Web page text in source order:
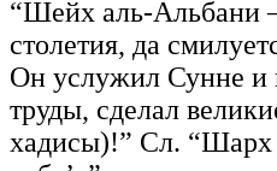
“Шейх аль-Альбани
столетия, да
Он услужил Сунне и
труды, сделал
хадисы)!” Сл. “Шарх